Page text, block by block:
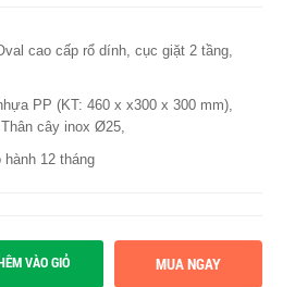
cao cấp rổ dính, cục giặt 2 tầng,
PP (KT: 460 x x300 x 300 mm),
cây inox Ø25,
12 tháng
VÀO GIỎ